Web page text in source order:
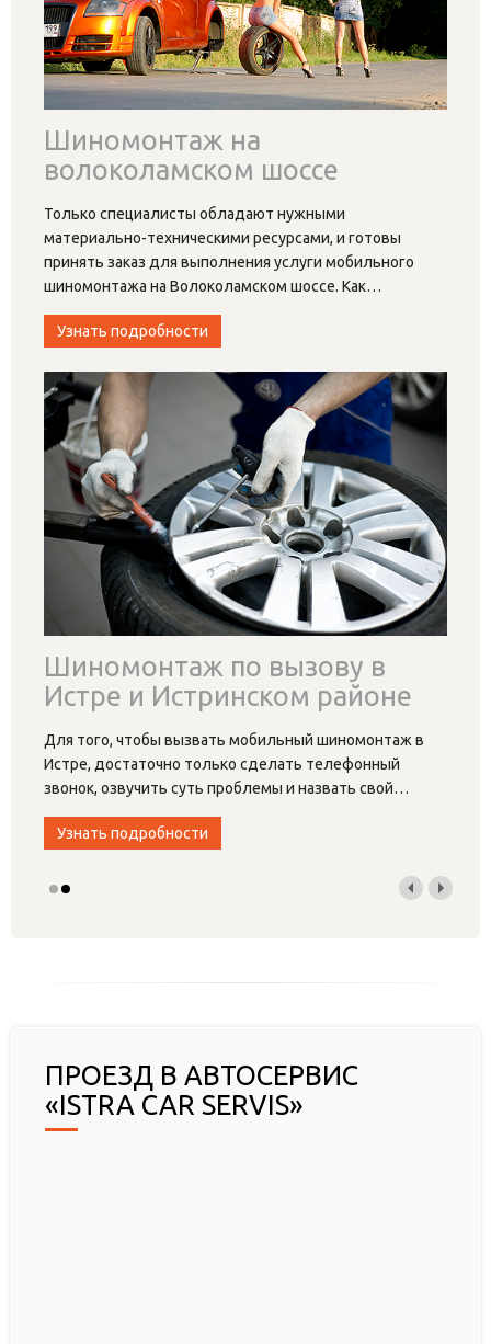
Шиномонтаж на
волоколамском шоссе
Только специалисты обладают нужными
материально-техническими ресурсами, и готовы
принять заказ для выполнения услуги мобильного
шиномонтажа на Волоколамском шоссе. Как…
Узнать подробности
Шиномонтаж по вызову в
Истре и Истринском районе
Для того, чтобы вызвать мобильный шиномонтаж в
Истре, достаточно только сделать телефонный
звонок, озвучить суть проблемы и назвать свой…
Узнать подробности
ПРОЕЗД В АВТОСЕРВИС
«ISTRA CAR SERVIS»